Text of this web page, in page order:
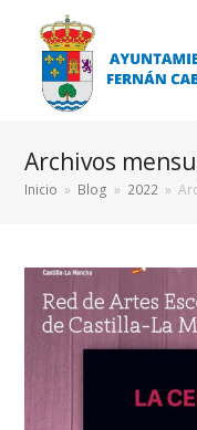
Archivos
Inicio » Blog » 2022 »